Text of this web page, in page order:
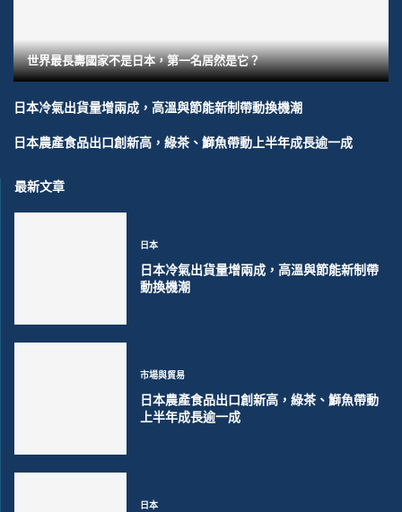
世界最長壽國家不是日本，第一名居然是它？
日本冷氣出貨量增兩成，高溫與節能新制帶動換機潮
日本農產食品出口創新高，綠茶、鰤魚帶動上半年成長逾一成
最新文章
日本
日本冷氣出貨量增兩成，高溫與節能新制帶
動換機潮
市場與貿易
日本農產食品出口創新高，綠茶、鰤魚帶動
上半年成長逾一成
日本